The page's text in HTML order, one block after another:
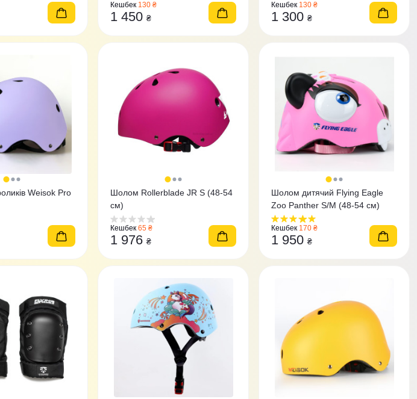
Кешбек 130 ₴
1 450 ₴
Кешбек 130 ₴
1 300 ₴
Weisok Pro
Шолом Rollerblade JR S (48-54
см)
Кешбек 65 ₴
1 976 ₴
Шолом дитячий Flying Eagle
Zoo Panther S/M (48-54 см)
Кешбек 170 ₴
1 950 ₴